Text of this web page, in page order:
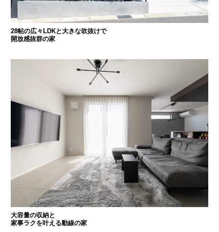
28帖の広々LDKと大きな吹抜けで
開放感抜群の家
大容量の収納と
家事ラクを叶える動線の家